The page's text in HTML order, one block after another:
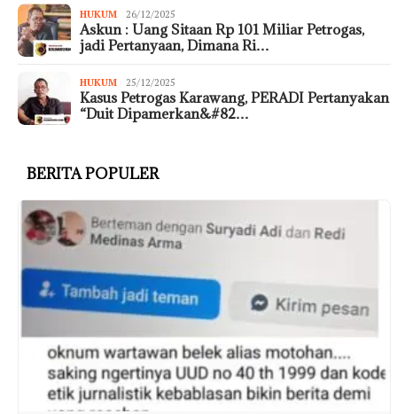
HUKUM 26/12/2025
Askun : Uang Sitaan Rp 101 Miliar Petrogas,
jadi Pertanyaan, Dimana Ri…
HUKUM 25/12/2025
Kasus Petrogas Karawang, PERADI Pertanyakan
“Duit Dipamerkan&#82…
BERITA POPULER